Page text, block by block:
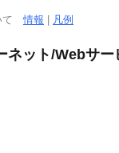
て情報 凡例
ネット/Webサ